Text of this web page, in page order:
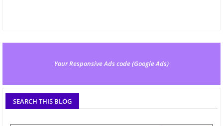
Your Responsive Ads code (Google Ads)
SEARCH THIS BLOG